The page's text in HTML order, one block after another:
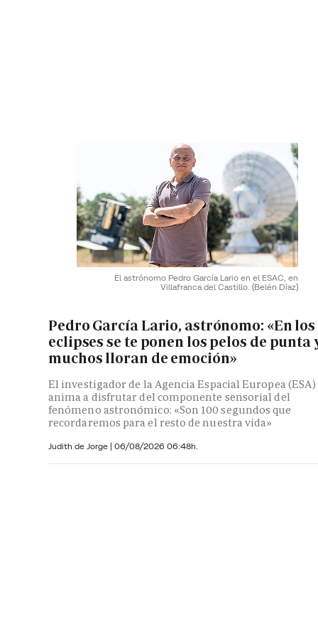
El astrónomo Pedro García Lario en el ESAC, en
Villafranca del Castillo. (Belén Díaz)
Pedro García Lario, astrónomo: «En los
eclipses se te ponen los pelos de punta
muchos lloran de emoción»
El investigador de la Agencia Espacial Europea (ESA)
anima a disfrutar del componente sensorial del
fenómeno astronómico: «Son 100 segundos que
recordaremos para el resto de nuestra vida»
Judith de Jorge | 06/08/2026 06:48h.